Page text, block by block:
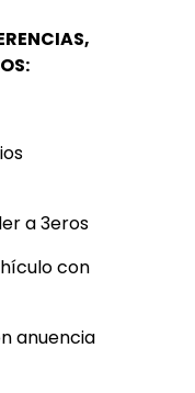
a 3eros
con
anuencia